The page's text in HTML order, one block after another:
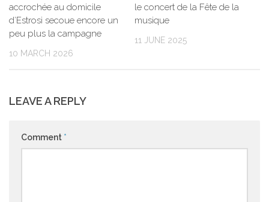
accrochée au domicile
d’Estrosi secoue encore un
peu plus la campagne
10 MARCH 2026
le concert de la Fête de la
musique
11 JUNE 2025
LEAVE A REPLY
Comment *